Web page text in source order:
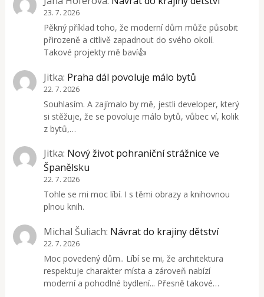
23. 7. 2026
Pěkný příklad toho, že moderní dům může působit
přirozeně a citlivě zapadnout do svého okolí.
Takové projekty mě baví👍
Jitka: Praha dál povoluje málo bytů
22. 7. 2026
Souhlasím. A zajímalo by mě, jestli developer, který
si stěžuje, že se povoluje málo bytů, vůbec ví, kolik
z bytů,…
Jitka: Nový život pohraniční strážnice ve
Španělsku
22. 7. 2026
Tohle se mi moc líbí. I s těmi obrazy a knihovnou
plnou knih.
Michal Šuliach: Návrat do krajiny dětství
22. 7. 2026
Moc povedený dům.. Líbí se mi, že architektura
respektuje charakter místa a zároveň nabízí
moderní a pohodlné bydlení... Přesně takové…